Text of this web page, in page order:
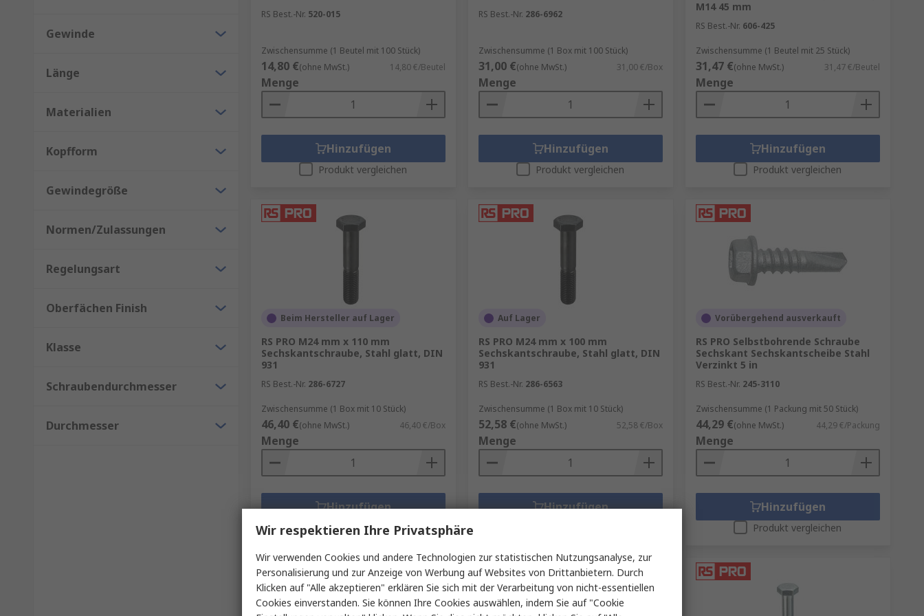
RS ist Ihr Ansprechpartner für Beschaffungslösungen mit unseren
RS Procurement Solutions .
Gewinde
Länge
Materialien
Kopfform
Gewindegröße
Normen/Zulassungen
Regelungsart
Oberfächen Finish
Klasse
Schraubendurchmesser
Durchmesser
RS Best.-Nr. 520-015
Zwischensumme (1 Beutel mit 100 Stück)
14,80 €(ohne MwSt.) 14,80 €/Beutel
Menge
Hinzufügen
Produkt vergleichen
RS Best.-Nr. 286-6962
Zwischensumme (1 Box mit 100 Stück)
31,00 €(ohne MwSt.) 31,00 €/Box
Menge
Hinzufügen
Produkt vergleichen
M14 45 mm
RS Best.-Nr. 606-425
Zwischensumme (1 Beutel mit 25 Stück)
31,47 €(ohne MwSt.) 31,47 €/Beutel
Menge
Hinzufügen
Produkt vergleichen
Beim Hersteller auf Lager
RS PRO M24 mm x 110 mm
Sechskantschraube, Stahl glatt, DIN
931
RS Best.-Nr. 286-6727
Zwischensumme (1 Box mit 10 Stück)
46,40 €(ohne MwSt.) 46,40 €/Box
Menge
Hinzufügen
Produkt vergleichen
Auf Lager
RS PRO M24 mm x 100 mm
Sechskantschraube, Stahl glatt, DIN
931
RS Best.-Nr. 286-6563
Zwischensumme (1 Box mit 10 Stück)
52,58 €(ohne MwSt.) 52,58 €/Box
Menge
Hinzufügen
Vorübergehend ausverkauft
RS PRO Selbstbohrende Schraube
Sechskant Sechskantscheibe Stahl
Verzinkt 5 in
RS Best.-Nr. 245-3110
Zwischensumme (1 Packung mit 50 Stück)
44,29 €(ohne MwSt.) 44,29 €/Packung
Menge
Hinzufügen
Produkt vergleichen
Wir respektieren Ihre Privatsphäre
Wir verwenden Cookies und andere Technologien zur statistischen Nutzungsanalyse, zur
Personalisierung und zur Anzeige von Werbung auf Websites von Drittanbietern. Durch
Klicken auf "Alle akzeptieren" erklären Sie sich mit der Verarbeitung von nicht-essentiellen
Cookies einverstanden. Sie können Ihre Cookies auswählen, indem Sie auf "Cookie